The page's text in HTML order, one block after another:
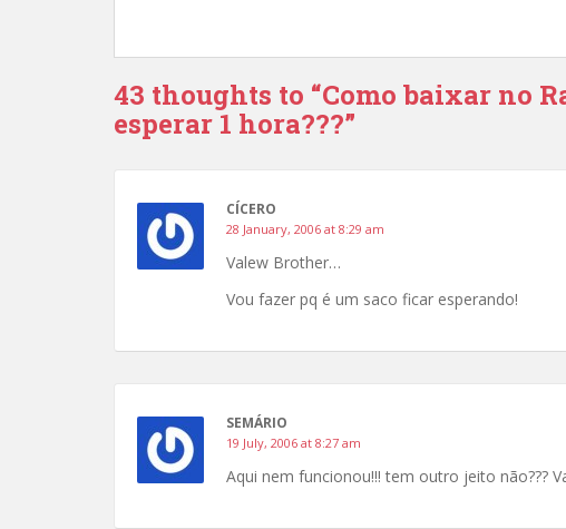
43 thoughts to “Como baixar no
esperar 1 hora???”
CÍCERO
28 January, 2006 at 8:29 am
Valew Brother…
Vou fazer pq é um saco ficar esperando!
SEMÁRIO
19 July, 2006 at 8:27 am
Aqui nem funcionou!!! tem outro jeito não???